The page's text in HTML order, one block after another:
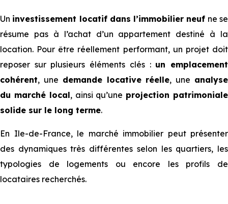
Un investissement locatif dans l’immobilier neuf ne se
résume pas à l’achat d’un appartement destiné à la
location. Pour être réellement performant, un projet doit
reposer sur plusieurs éléments clés : un emplacement
cohérent, une demande locative réelle, une analyse
du marché local, ainsi qu’une projection patrimoniale
solide sur le long terme.
En Ile-de-France, le marché immobilier peut présenter
des dynamiques très différentes selon les quartiers, les
typologies de logements ou encore les profils de
locataires recherchés.